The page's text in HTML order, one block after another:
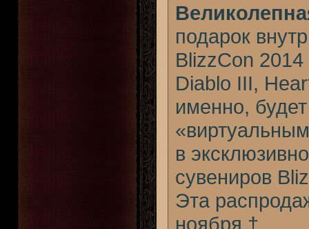
подарок
BlizzCon
Diablo III,
именно,
в
сувениров
Эта
ноября.†